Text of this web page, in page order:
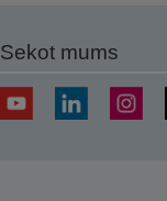
Sekot mums